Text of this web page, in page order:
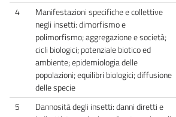
4
Manifestazioni specifiche e collettive
negli insetti: dimorfismo e
polimorfismo; aggregazione e società;
cicli biologici; potenziale biotico ed
ambiente; epidemiologia delle
popolazioni; equilibri biologici; diffusione
delle specie
5
Dannosità degli insetti: danni diretti e